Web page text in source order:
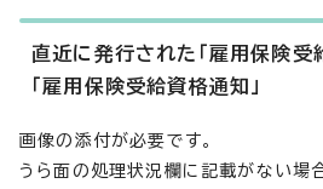
直近に発行された「雇用保険受
「雇用保険受給資格通知」
画像の添付が必要です。
うら面の処理状況欄に記載がない場